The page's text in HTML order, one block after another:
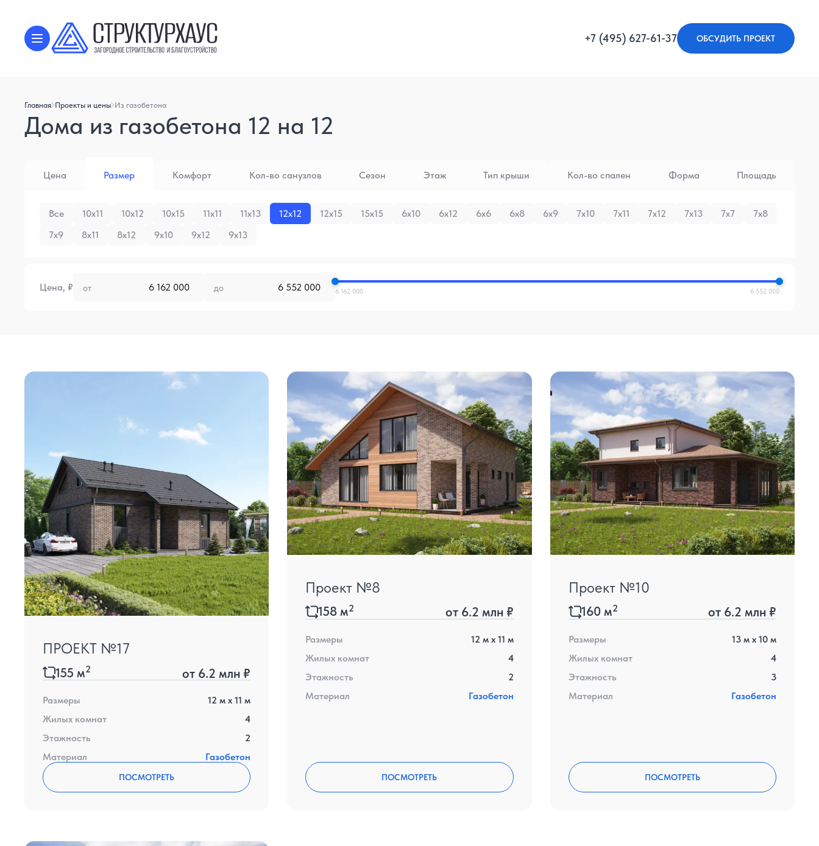
+7 (495) 627-61-37 ОБСУДИТЬ ПРОЕКТ
Главная Проекты и цены Из газобетона
Дома из газобетона 12 на 12
Цена Размер Комфорт Кол-во санузлов Сезон Этаж Тип крыши Кол-во спален Форма Площадь
Все 10x11 10x12 10x15 11x11 11x13 12x12 12x15 15x15 6x10 6x12 6x6 6x8 6x9 7x10 7x11 7x12 7x13 7x7
7x8
7x9
8x11 8x12 9x10 9x12 9x13
Цена, ₽ от до 6 162 000 6 552 000
ПРОЕКТ №17
155 м2 от 6.2 млн ₽
Размеры 12 м x11 м
Жилых комнат
4
Этажность
2
Материал
Газобетон
ПОСМОТРЕТЬ
Проект №8
158 м2 от 6.2 млн ₽
Размеры 12 м x 11 м
Жилых комнат
4
Этажность
2
Материал
Газобетон
ПОСМОТРЕТЬ
Проект №10
160м2 от 6.2 млн ₽
Размеры 13м x 10м
Жилых комнат
4
Этажность
3
Материал
Газобетон
ПОСМОТРЕТЬ